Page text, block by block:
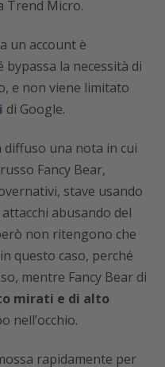
Trend Micro.
un account è
la necessità di
e non viene limitato
di Google.
diffuso una nota in cui
Fancy Bear,
stave usando
abusando del
non ritengono che
questo caso, perché
mentre Fancy Bear di
mirati e di alto
nell’occhio.
rapidamente per